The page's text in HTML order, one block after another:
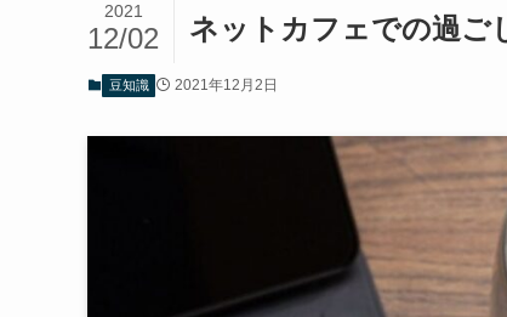
ネットカフェでの過ご
2021
12/02
豆知識 2021年12月2日